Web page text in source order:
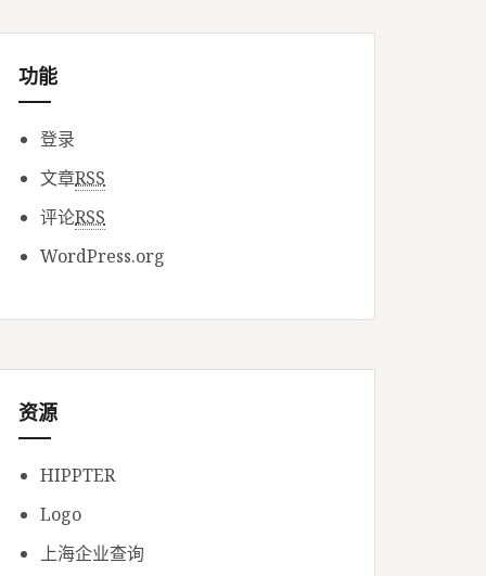
功能
登录
文章RSS
评论RSS
WordPress.org
资源
HIPPTER
Logo
上海企业查询